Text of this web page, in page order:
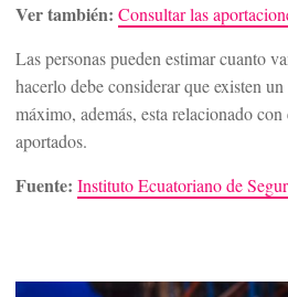
Ver también: Consultar las
Las personas pueden estimar cuanto
hacerlo debe considerar que existen
máximo, además, esta relacionado
aportados.
Fuente: Instituto Ecuatoriano de